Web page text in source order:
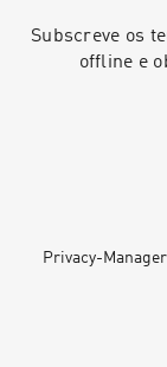
Subscreve os
offline e
Privacy-Manager